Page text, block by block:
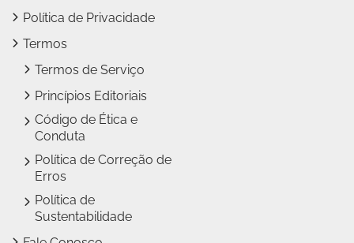
Política de Privacidade
Termos
Termos de Serviço
Princípios Editoriais
Código de Ética e
Conduta
Política de Correção de
Erros
Política de
Sustentabilidade